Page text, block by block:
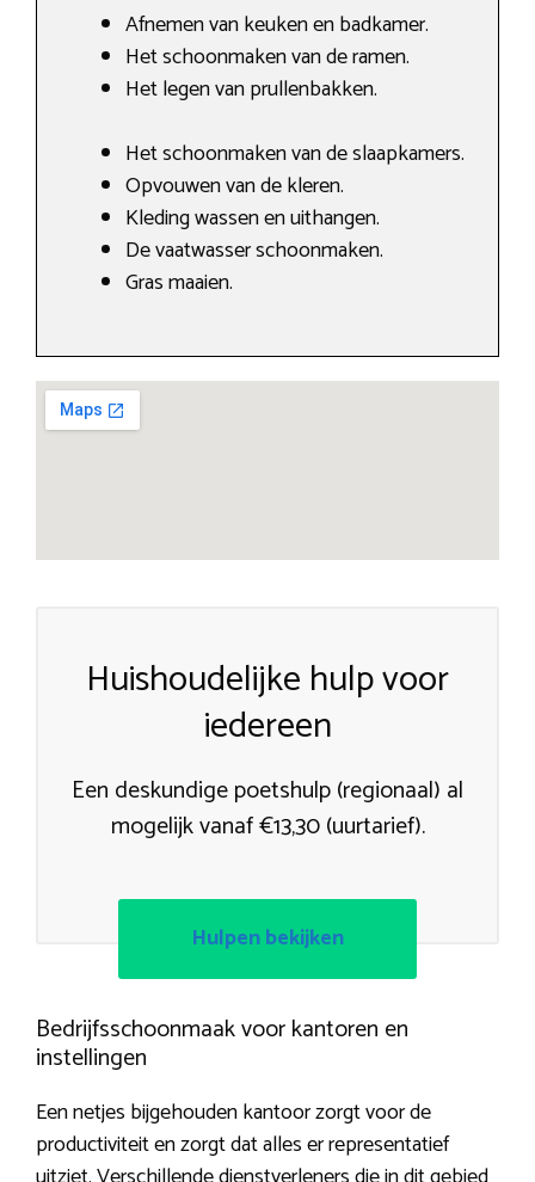
Afnemen van keuken en badkamer.
Het schoonmaken van de ramen.
Het legen van prullenbakken.
Het schoonmaken van de slaapkamers.
Opvouwen van de kleren.
Kleding wassen en uithangen.
De vaatwasser schoonmaken.
Gras maaien.
Huishoudelijke hulp voor
iedereen
Een deskundige poetshulp (regionaal) al
mogelijk vanaf €13,30 (uurtarief).
Hulpen bekijken
Bedrijfsschoonmaak voor kantoren en
instellingen
Een netjes bijgehouden kantoor zorgt voor de
productiviteit en zorgt dat alles er representatief